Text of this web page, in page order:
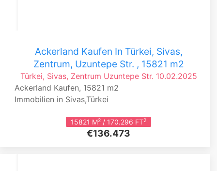
Ackerland Kaufen In Türkei, Sivas,
Zentrum, Uzuntepe Str. , 15821 m2
Türkei, Sivas, Zentrum Uzuntepe Str. 10.02.2025
Ackerland Kaufen, 15821 m2
Immobilien in Sivas,Türkei
15821 M2 / 170.296 FT2
€136.473